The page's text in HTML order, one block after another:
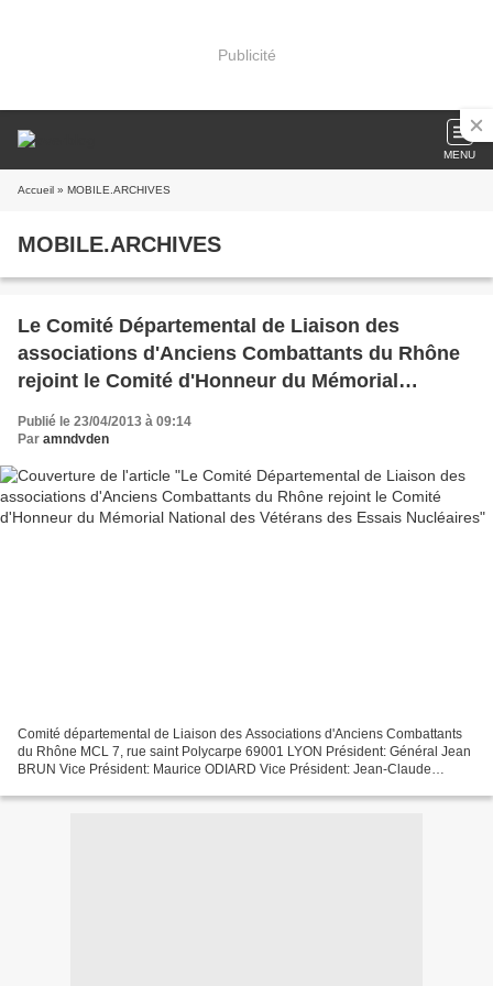
Publicité
MENU
Accueil » MOBILE.ARCHIVES
MOBILE.ARCHIVES
Le Comité Départemental de Liaison des
associations d'Anciens Combattants du Rhône
rejoint le Comité d'Honneur du Mémorial
National des Vétérans des Essais Nucléaires
Publié le 23/04/2013 à 09:14
Par amndvden
Comité départemental de Liaison des Associations d'Anciens Combattants
du Rhône MCL 7, rue saint Polycarpe 69001 LYON Président: Général Jean
BRUN Vice Président: Maurice ODIARD Vice Président: Jean-Claude